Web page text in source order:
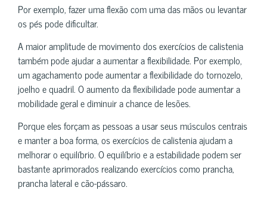
Por exemplo, fazer uma flexão com uma das mãos ou levantar
os pés pode dificultar.
A maior amplitude de movimento dos exercícios de calistenia
também pode ajudar a aumentar a flexibilidade. Por exemplo,
um agachamento pode aumentar a flexibilidade do tornozelo,
joelho e quadril. O aumento da flexibilidade pode aumentar a
mobilidade geral e diminuir a chance de lesões.
Porque eles forçam as pessoas a usar seus músculos centrais
e manter a boa forma, os exercícios de calistenia ajudam a
melhorar o equilíbrio. O equilíbrio e a estabilidade podem ser
bastante aprimorados realizando exercícios como prancha,
prancha lateral e cão-pássaro.